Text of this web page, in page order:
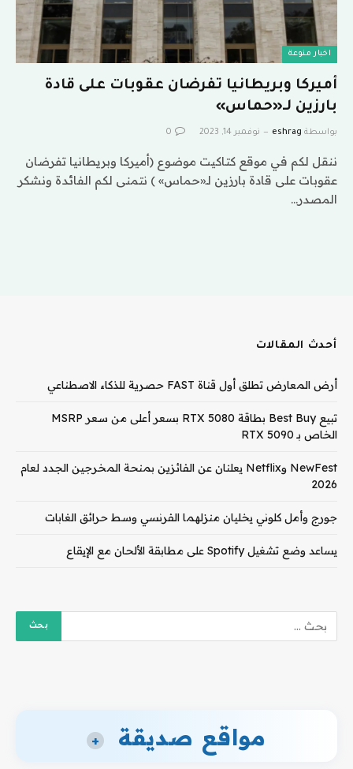
اخبار منوعة
أميركا وبريطانيا تفرضان عقوبات على قادة
بارزين لـ«حماس»
بواسطة eshrag نوفمبر 14, 2023 0
ننقل لكم في موقع كتاكيت موضوع (أميركا وبريطانيا تفرضان
عقوبات على قادة بارزين لـ«حماس» ) نتمنى لكم الفائدة ونشكر
المصدر…
أحدث المقالات
أرض المعارض تطلق أول قناة FAST حصرية للذكاء الاصطناعي
تبيع Best Buy بطاقة RTX 5080 بسعر أعلى من سعر MSRP
الخاص بـ RTX 5090
NewFest وNetflix يعلنان عن الفائزين بمنحة المخرجين الجدد لعام
2026
جورج وأمل كلوني يخليان منزلهما الفرنسي وسط حرائق الغابات
يساعد وضع تشغيل Spotify على مطابقة الألحان مع الإيقاع
مواقع صديقة +